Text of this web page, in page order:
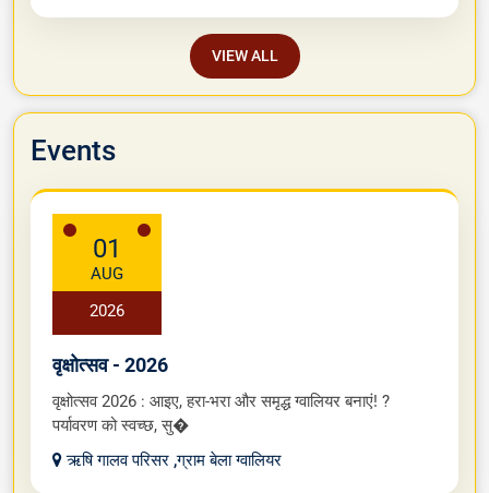
VIEW ALL
Events
01
AUG
2026
वृक्षोत्सव - 2026
वृक्षोत्सव 2026 : आइए, हरा-भरा और समृद्ध ग्वालियर बनाएं! ?
पर्यावरण को स्वच्छ, सु�
ऋषि गालव परिसर ,ग्राम बेला ग्वालियर